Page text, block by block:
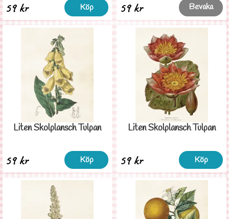
59 kr Köp 59 kr Bevaka
Liten Skolplansch Tulpan
59 kr Köp
Liten Skolplansch Tulpan
59 kr Köp